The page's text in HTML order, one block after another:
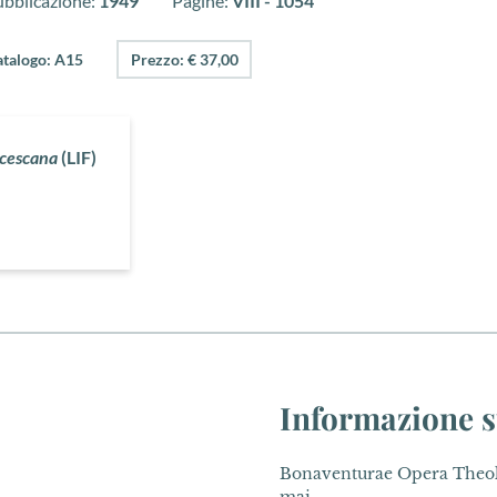
A15 Prezzo: € 37,00
(LIF)
Informazione
Bonaventurae Opera